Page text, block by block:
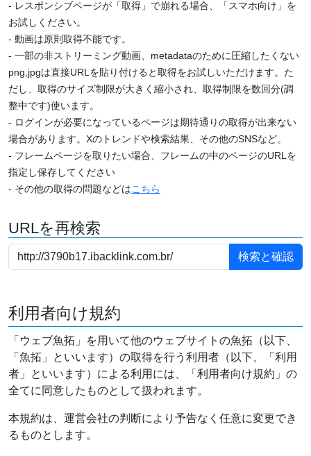
- レスポンシブページが「取得」で崩れる場合、「スマホ向け」を
お試しください。
- 動画は原則取得不能です。
- 一部の非ストリーミング動画、metadataのために圧縮したくない
png,jpgは直接URLを貼り付けると取得をお試しいただけます。た
だし、取得のサイズ制限が大きく縮小され、取得制限を数回分(調
整中です)使います。
- ログインが必要になっているページは期待通りの取得が出来ない
場合があります。Xのトレンドや検索結果、その他のSNSなど。
- フレームページを取りたい場合、フレームの中のページのURLを
指定し保存してください
- その他の取得の問題などはこちら
URLを再検索
利用者向け規約
「ウェブ魚拓」を用いて他のウェブサイトの魚拓（以下、
「魚拓」といいます）の取得を行う利用者（以下、「利用
者」といいます）による利用には、「利用者向け規約」の
全てに同意したものとして扱われます。
本規約は、運営会社の判断により予告なく任意に変更でき
るものとします。